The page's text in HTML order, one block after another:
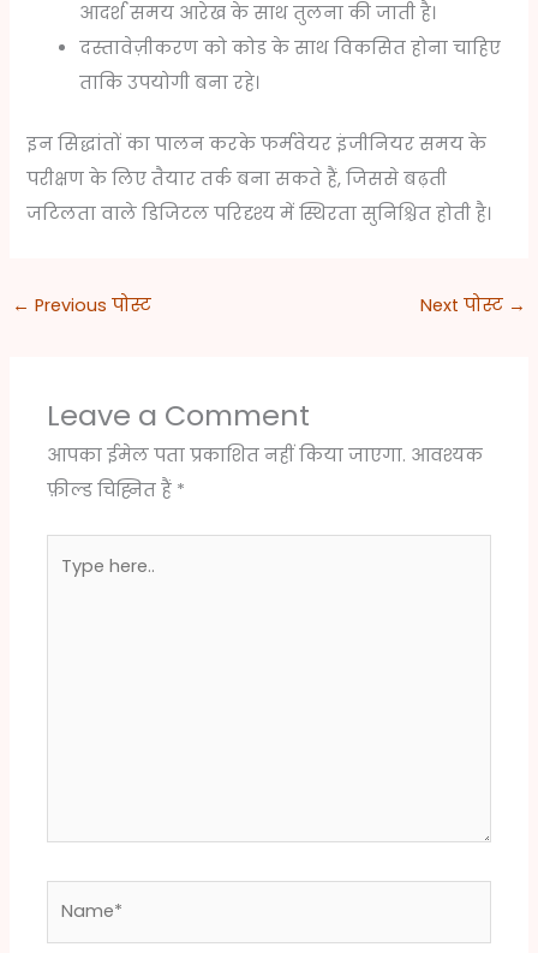
आदर्श समय आरेख के साथ तुलना की जाती है।
दस्तावेज़ीकरण को कोड के साथ विकसित होना चाहिए
ताकि उपयोगी बना रहे।
इन सिद्धांतों का पालन करके फर्मवेयर इंजीनियर समय के
परीक्षण के लिए तैयार तर्क बना सकते हैं, जिससे बढ़ती
जटिलता वाले डिजिटल परिदृश्य में स्थिरता सुनिश्चित होती है।
← Previous पोस्ट Next पोस्ट →
Leave a Comment
आपका ईमेल पता प्रकाशित नहीं किया जाएगा. आवश्यक
फ़ील्ड चिह्नित हैं *
here..